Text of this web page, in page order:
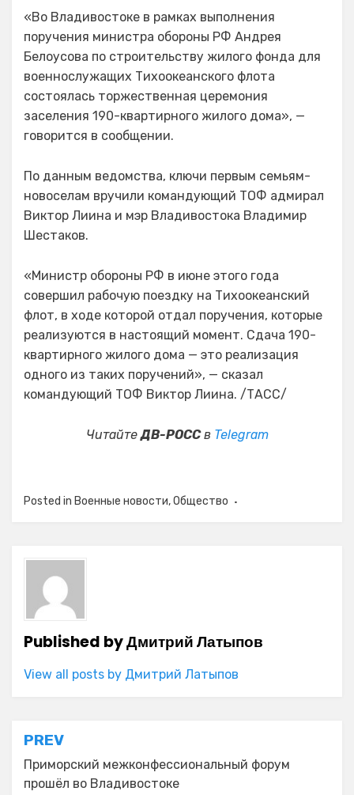
«Во Владивостоке в рамках выполнения
поручения министра обороны РФ Андрея
Белоусова по строительству жилого фонда для
военнослужащих Тихоокеанского флота
состоялась торжественная церемония
заселения 190-квартирного жилого дома», —
говорится в сообщении.
По данным ведомства, ключи первым семьям-
новоселам вручили командующий ТОФ адмирал
Виктор Лиина и мэр Владивостока Владимир
Шестаков.
«Министр обороны РФ в июне этого года
совершил рабочую поездку на Тихоокеанский
флот, в ходе которой отдал поручения, которые
реализуются в настоящий момент. Сдача 190-
квартирного жилого дома — это реализация
одного из таких поручений», — сказал
командующий ТОФ Виктор Лиина. /ТАСС/
ЧитайтеДВ-РОССв Telegram
Posted in Военные новости,Общество
Published byДмитрий Латыпов
View all posts by Дмитрий Латыпов
Навигация
по
PREV
Приморский межконфессиональный форум
прошёл во Владивостоке